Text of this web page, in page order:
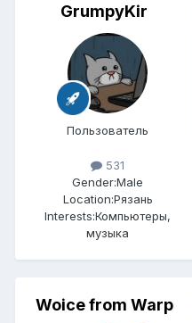
GrumpyKir
Пользователь
531
Gender:Male
Location:Рязань
Interests:Компьютеры,
музыка
Woice from Warp